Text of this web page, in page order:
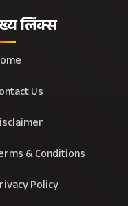
लिंक्स
Us
& Conditions
Policy